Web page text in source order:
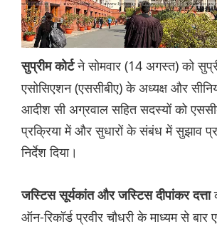
सुप्रीम कोर्टने सोमवार (14 अगस्त) को
एसोसिएशन (एससीबीए) के अध्यक्ष और
आदीश सी अग्रवाल सहित सदस्यों को
प्रक्रिया में और सुधारों के संबंध में सुझाव
निर्देश दिया।
जस्टिस सूर्यकांत और जस्टिस दीपांकर दत्ता
ऑन-रिकॉर्ड प्रवीर चौधरी के माध्यम से